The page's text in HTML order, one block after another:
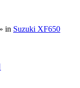
» in Suzuki XF650